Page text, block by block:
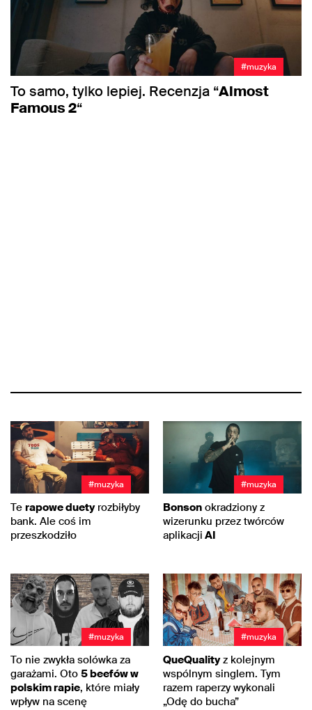
#muzyka
To samo, tylko lepiej. Recenzja “Almost
Famous 2“
#muzyka
Te rapowe duetyrozbiłyby
bank. Ale coś im
przeszkodziło
#muzyka
Bonson okradziony z
wizerunku przez twórców
aplikacji AI
#muzyka
To nie zwykła solówka za
garażami. Oto 5 beefów w
polskim rapie, które miały
wpływ na scenę
#muzyka
QueQualityz kolejnym
wspólnym singlem. Tym
razem raperzy wykonali
„Odę do bucha”